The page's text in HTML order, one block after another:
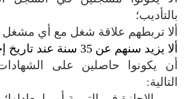
بالتأديب؛
ألا تربطهم علاقة شغل مع أي مشغل
ألا يزيد سنهم عن 35 سنة عند تاريخ إجراء المباراة؛
أن يكونوا حاصلين على
التالية: